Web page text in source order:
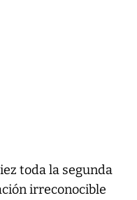
toda la segunda
irreconocible